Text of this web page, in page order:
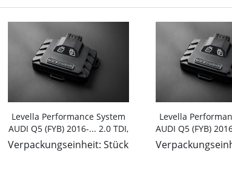
Levella Performance System
AUDI Q5 (FYB) 2016-... 2.0 TDI,
150PS/110kW, 1968ccm
Verpackungseinheit: Stück
Levella
AUDI Q5 (FYB)
quattro, 252PS/